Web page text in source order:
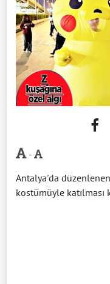
-
Antalya'da
kostümüyle katılması